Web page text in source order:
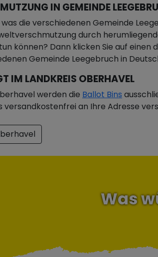
IN GEMEINDE
die verschiedenen Gemeinde
durch
können? Dann klicken Sie auf einen
Gemeinde Leegebruch in
IM LANDKREIS OBERHAVEL
werden die Ballot Bins
versandkostenfrei an Ihre Adresse
Was